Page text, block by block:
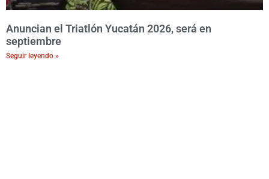
Anuncian el Triatlón Yucatán 2026, será en
septiembre
Seguir leyendo »